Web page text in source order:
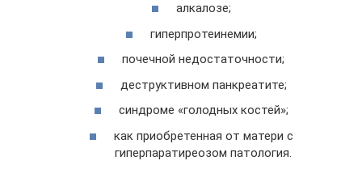
алкалозе;
гиперпротеинемии;
почечной недостаточности;
деструктивном панкреатите;
синдроме «голодных костей»;
как приобретенная от матери с
гиперпаратиреозом патология.